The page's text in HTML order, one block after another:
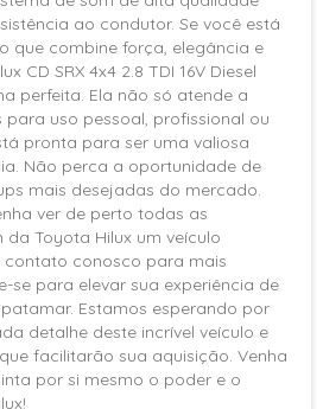
Protetor de caçamba
ao condutor. Se você está
que combine força, elegância e
CD SRX 4x4 2.8 TDI 16V Diesel
perfeita. Ela não só atende a
uso pessoal, profissional ou
pronta para ser uma valiosa
Não perca a oportunidade de
mais desejadas do mercado.
ver de perto todas as
Toyota Hilux um veículo
contato conosco para mais
se para elevar sua experiência de
Estamos esperando por
detalhe deste incrível veículo e
facilitarão sua aquisição. Venha
por si mesmo o poder e o